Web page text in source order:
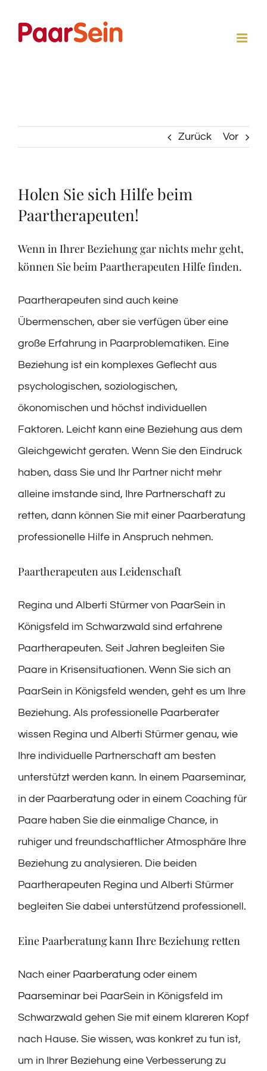
Inhalt
Zurück Vor
Holen Sie sich Hilfe beim
Paartherapeuten!
Wenn in Ihrer Beziehung gar nichts mehr geht,
können Sie beim Paartherapeuten Hilfe finden.
Paartherapeuten sind auch keine
Übermenschen, aber sie verfügen über eine
große Erfahrung in Paarproblematiken. Eine
Beziehung ist ein komplexes Geflecht aus
psychologischen, soziologischen,
ökonomischen und höchst individuellen
Faktoren. Leicht kann eine Beziehung aus dem
Gleichgewicht geraten. Wenn Sie den Eindruck
haben, dass Sie und Ihr Partner nicht mehr
alleine imstande sind, Ihre Partnerschaft zu
retten, dann können Sie mit einer Paarberatung
professionelle Hilfe in Anspruch nehmen.
Paartherapeuten aus Leidenschaft
Regina und Alberti Stürmer von PaarSein in
Königsfeld im Schwarzwald sind erfahrene
Paartherapeuten. Seit Jahren begleiten Sie
Paare in Krisensituationen. Wenn Sie sich an
PaarSein in Königsfeld wenden, geht es um Ihre
Beziehung. Als professionelle Paarberater
wissen Regina und Alberti Stürmer genau, wie
Ihre individuelle Partnerschaft am besten
unterstützt werden kann. In einem Paarseminar,
in der Paarberatung oder in einem Coaching für
Paare haben Sie die einmalige Chance, in
ruhiger und freundschaftlicher Atmosphäre Ihre
Beziehung zu analysieren. Die beiden
Paartherapeuten Regina und Alberti Stürmer
begleiten Sie dabei unterstützend professionell.
Eine Paarberatung kann Ihre Beziehung retten
Nach einer Paarberatung oder einem
Paarseminar bei PaarSein in Königsfeld im
Schwarzwald gehen Sie mit einem klareren Kopf
nach Hause. Sie wissen, was konkret zu tun ist,
um in Ihrer Beziehung eine Verbesserung zu